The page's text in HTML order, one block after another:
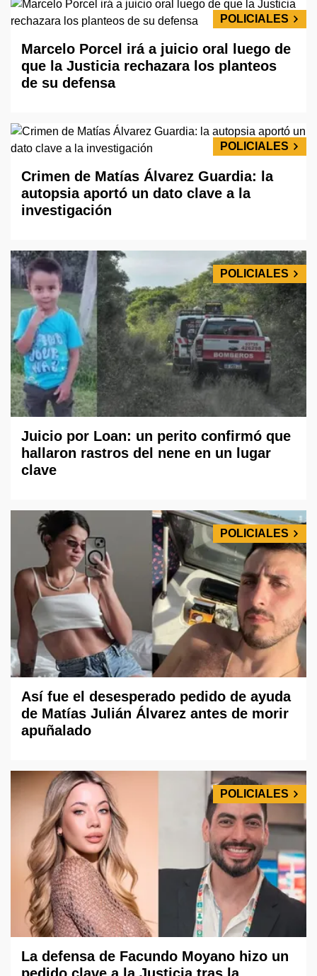
POLICIALES
Marcelo Porcel irá a juicio oral luego de
que la Justicia rechazara los planteos
de su defensa
POLICIALES
Crimen de Matías Álvarez Guardia: la
autopsia aportó un dato clave a la
investigación
POLICIALES
Juicio por Loan: un perito confirmó que
hallaron rastros del nene en un lugar
clave
POLICIALES
Así fue el desesperado pedido de ayuda
de Matías Julián Álvarez antes de morir
apuñalado
POLICIALES
La defensa de Facundo Moyano hizo un